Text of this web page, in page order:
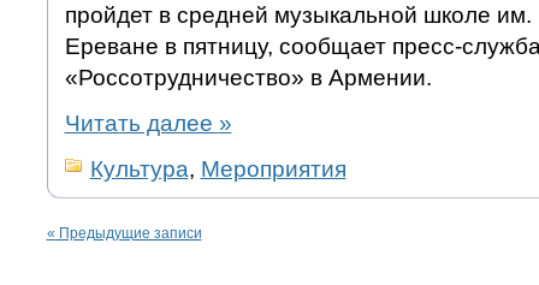
пройдет в средней музыкальной школе им.
Ереване в пятницу, сообщает пресс-
«Россотрудничество» в Армении.
Читать далее »
Культура, Мероприятия
« Предыдущие записи